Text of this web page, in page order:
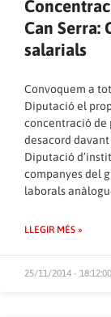
Can Serra:
salarials
Convoquem a
Diputació el
concentració de
desacord
Diputació
companyes del
laborals
LLEGIR MÉS »
25/11/2014 - 18:12:00